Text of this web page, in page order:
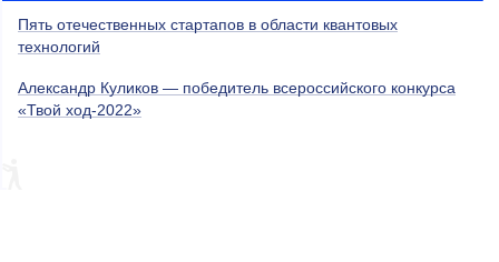
Пять отечественных стартапов в области квантовых
технологий
Александр Куликов — победитель всероссийского конкурса
«Твой ход-2022»